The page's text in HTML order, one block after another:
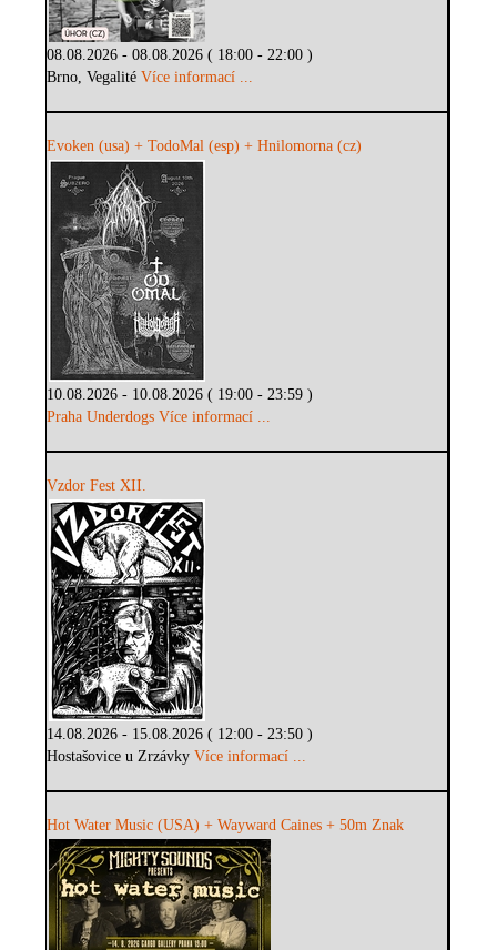
08.08.2026 - 08.08.2026 ( 18:00 - 22:00 )
Brno, VegalitéVíce informací ...
Evoken (usa) + TodoMal (esp) + Hnilomorna (cz)
10.08.2026 - 10.08.2026 ( 19:00 - 23:59 )
Praha Underdogs Více informací ...
Vzdor Fest XII.
14.08.2026 - 15.08.2026 ( 12:00 - 23:50 )
Hostašovice u ZrzávkyVíce informací ...
Hot Water Music (USA) + Wayward Caines + 50m Znak